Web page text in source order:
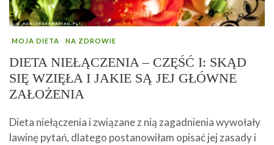
MOJA DIETA NA ZDROWIE
DIETA NIEŁĄCZENIA – CZĘŚĆ I: SKĄD
SIĘ WZIĘŁA I JAKIE SĄ JEJ GŁÓWNE
ZAŁOŻENIA
Dieta niełączenia i związane z nią zagadnienia wywołały
lawinę pytań, dlatego postanowiłam opisać jej zasady i